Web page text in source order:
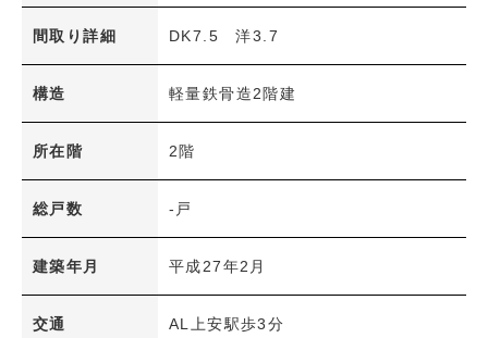
1R・1K～1LDK 2K～2LDK+S
3K～3LDK+S 4K～4LDK+S
6K以上
交通機関
JR
学区
小学校
間取り詳細 DK7.5 洋3.7
構造 軽量鉄骨造2階建
所在階 2階
総戸数 -戸
建築年月 平成27年2月
交通 AL上安駅歩3分